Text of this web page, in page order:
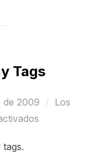
Tags
de 2009
Los